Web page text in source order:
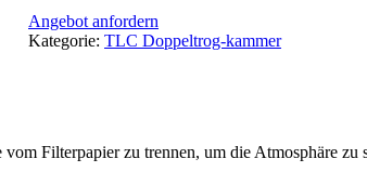
Angebot anfordern
Kategorie:TLC Doppeltrog-kammer
Filterpapier zu trennen, um die Atmosphäre zu